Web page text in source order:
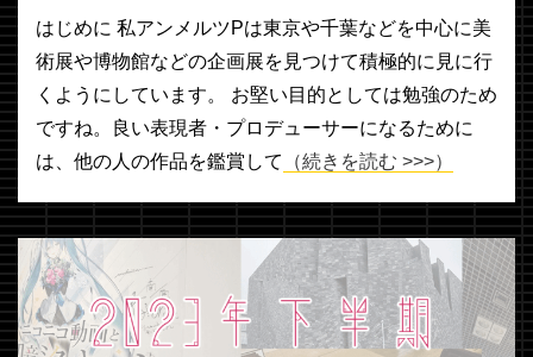
はじめに 私アンメルツPは東京や千葉などを中心に美
術展や博物館などの企画展を見つけて積極的に見に行
くようにしています。 お堅い目的としては勉強のため
ですね。良い表現者・プロデューサーになるために
は、他の人の作品を鑑賞して
（続きを読む >>>）